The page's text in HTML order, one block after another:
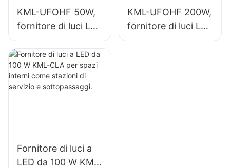
KML-UFOHF 50W,
fornitore di luci LED
ad alta luminosità
per impianti
industriali,
magazzini e altre
KML-UFOHF 200W,
fornitore di luci LED
ad alta luminosità
Fornitore di luci a
LED da 100 W KML-